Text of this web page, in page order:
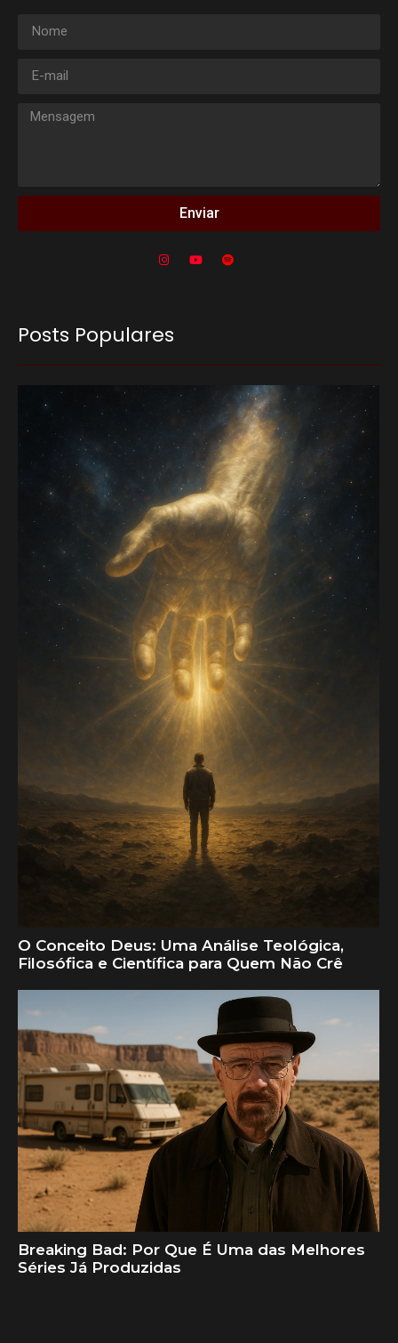
Enviar
Posts Populares
O Conceito Deus: Uma Análise Teológica,
Filosófica e Científica para Quem Não Crê
Breaking Bad: Por Que É Uma das Melhores
Séries Já Produzidas